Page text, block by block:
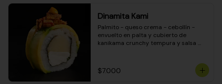
Dinamita Kami
Palmito - queso crema - cebollín -
envuelto en palta y cubierto de
kanikama crunchy tempura y salsa
$7.000